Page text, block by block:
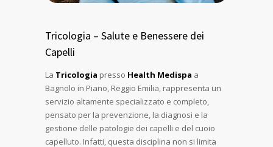
Tricologia – Salute e Benessere dei
Capelli
La Tricologia presso Health Medispa a
Bagnolo in Piano, Reggio Emilia, rappresenta un
servizio altamente specializzato e completo,
pensato per la prevenzione, la diagnosi e la
gestione delle patologie dei capelli e del cuoio
capelluto. Infatti, questa disciplina non si limita